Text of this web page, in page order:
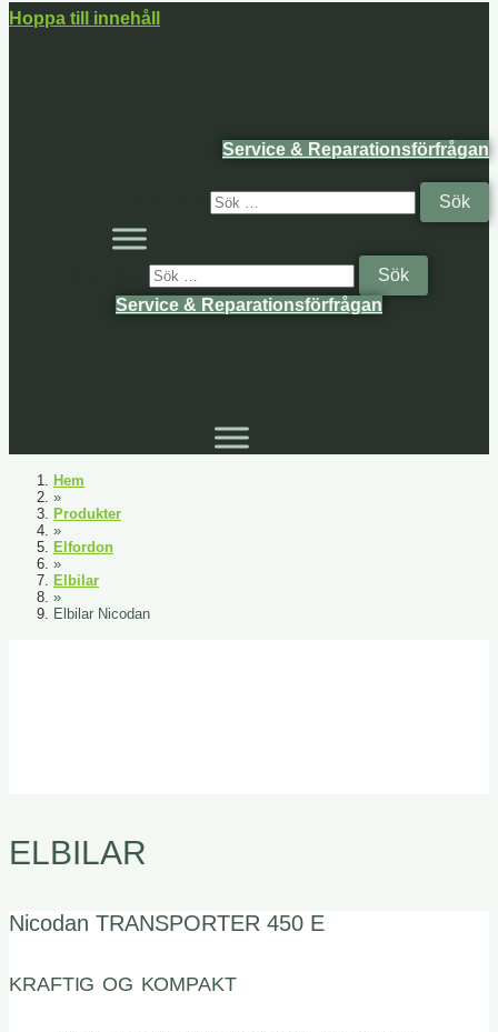
Hoppa till innehåll
Service & Reparationsförfrågan
Service & Reparationsförfrågan
Hem
»
Produkter
»
Elfordon
»
Elbilar
»
Elbilar Nicodan
ELBILAR
Nicodan TRANSPORTER 450 E
KRAFTIG OG KOMPAKT